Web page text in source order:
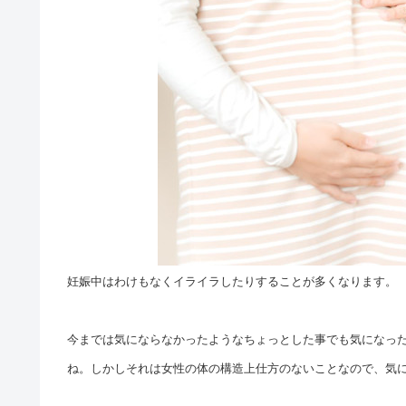
妊娠中はわけもなくイライラしたりすることが多くなります。
今までは気にならなかったようなちょっとした事でも気にな
ね。しかしそれは女性の体の構造上仕方のないことなので、